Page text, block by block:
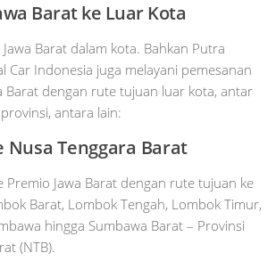
Barat ke Luar Kota
Jawa Barat dalam kota. Bahkan Putra
Car Indonesia juga melayani pemesanan
Barat dengan rute tujuan luar kota, antar
antara lain:
Nusa Tenggara Barat
Premio Jawa Barat dengan rute tujuan ke
Barat, Lombok Tengah, Lombok Timur,
hingga Sumbawa Barat – Provinsi
(NTB).